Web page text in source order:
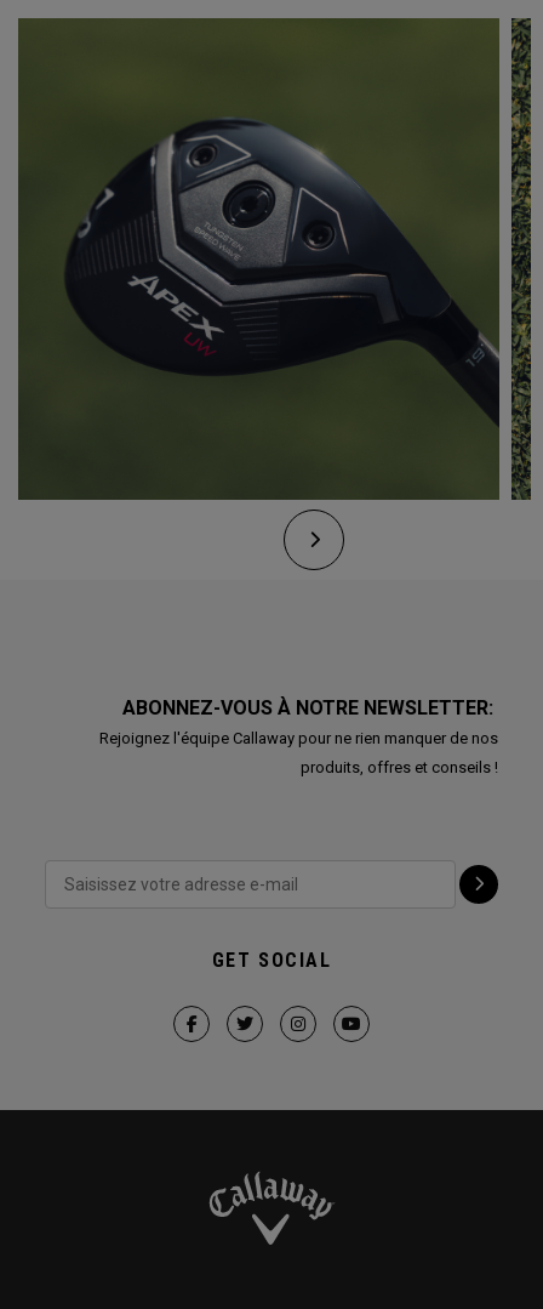
ABONNEZ-VOUS À NOTRE NEWSLETTER:
Rejoignez l'équipe Callaway pour ne rien manquer de nos
produits, offres et conseils !
GET SOCIAL